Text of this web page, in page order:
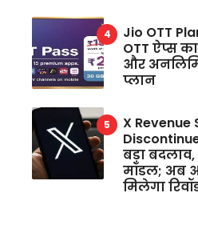
Jio OTT
OTT ऐप्स
और
प्लान
X Revenue
बड़ा
मॉडल; अब
मिलेगा